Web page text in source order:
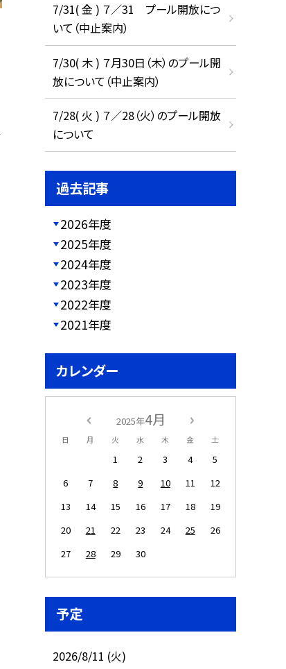
7/31( 金 ) ７／31 プール開放につ
いて（中止案内）
7/30( 木 ) ７月30日（木）のプール開
放について（中止案内）
7/28( 火 ) ７／28（火）のプール開放
について
過去記事
2026年度
2025年度
2024年度
2023年度
2022年度
2021年度
カレンダー
2025年4月
日 月 火 水 木 金 土
1 2 3 4
5
6
7 8 9 10 11
12
13
14 15 16 17 18
19
20
21 22 23 24 25
26
27
28 29 30
予定
2026/8/11 (火)